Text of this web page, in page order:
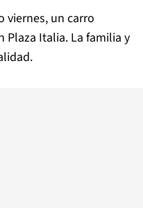
viernes, un carro
Italia. La familia y